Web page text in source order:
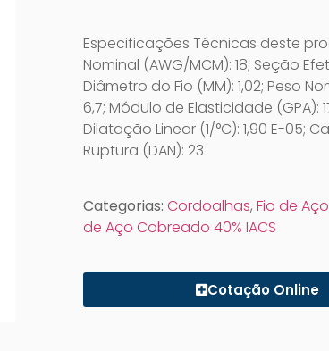
Especificações Técnicas deste
Nominal (AWG/MCM): 18; Seção
Diâmetro do Fio (MM): 1,02; Peso
6,7; Módulo de Elasticidade (GPA):
Dilatação Linear (1/°C): 1,90 E-05;
Ruptura (DAN): 23
Categorias: Cordoalhas, Fio de
de Aço Cobreado 40% IACS
Cotação Online